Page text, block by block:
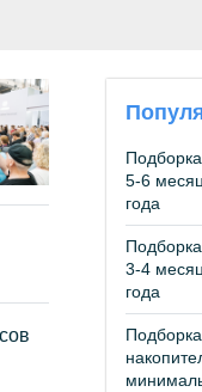
5-6
года
3-4
года